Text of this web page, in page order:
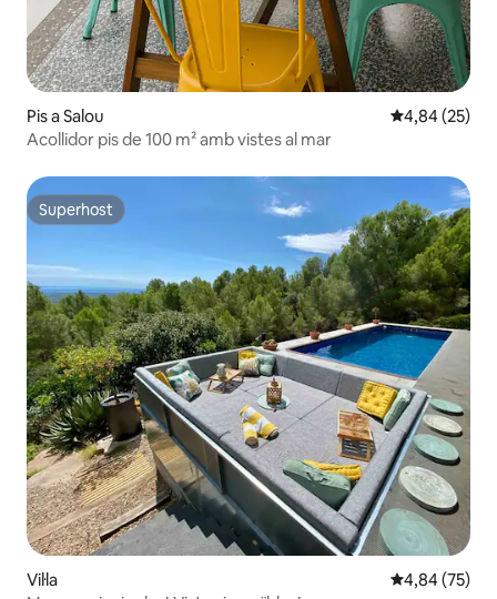
Pis a Salou 4,84 de
4,84 (25)
Acollidor pis de 100 m² amb vistes al mar
Superhost
Superhost
Vil·la 4,84 de
4,84 (75)